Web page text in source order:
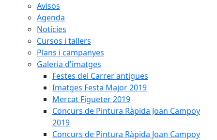
Avisos
Agenda
Notícies
Cursos i tallers
Plans i campanyes
Galeria d'imatges
Festes del Carrer antigues
Imatges Festa Major 2019
Mercat Figueter 2019
Concurs de Pintura Ràpida Joan Campoy
2019
Concurs de Pintura Ràpida Joan Campoy